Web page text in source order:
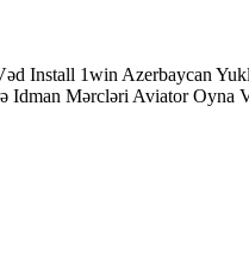
Install 1win Azerbaycan
Mərcləri Aviator Oyna